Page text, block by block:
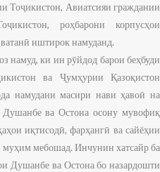
Тоҷикистон, Авиатсияи граждании
роҳбарони корпусҳои
иштирок намуданд.
намуд, ки ин рӯйдод барои беҳбуди
ва Ҷумҳурии Қазоқистон
намудани масири нави ҳавоӣ на
ва Остона осону мувофиқ
иқтисодӣ, фарҳангӣ ва сайёҳии
муҳим мебошад. Инчунин хатсайр ба
Душанбе ва Остона бо назардошти